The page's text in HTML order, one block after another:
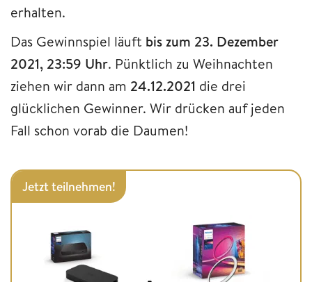
erhalten.
Das Gewinnspiel läuft bis zum 23. Dezember
2021, 23:59 Uhr. Pünktlich zu Weihnachten
ziehen wir dann am 24.12.2021 die drei
glücklichen Gewinner. Wir drücken auf jeden
Fall schon vorab die Daumen!
Jetzt teilnehmen!